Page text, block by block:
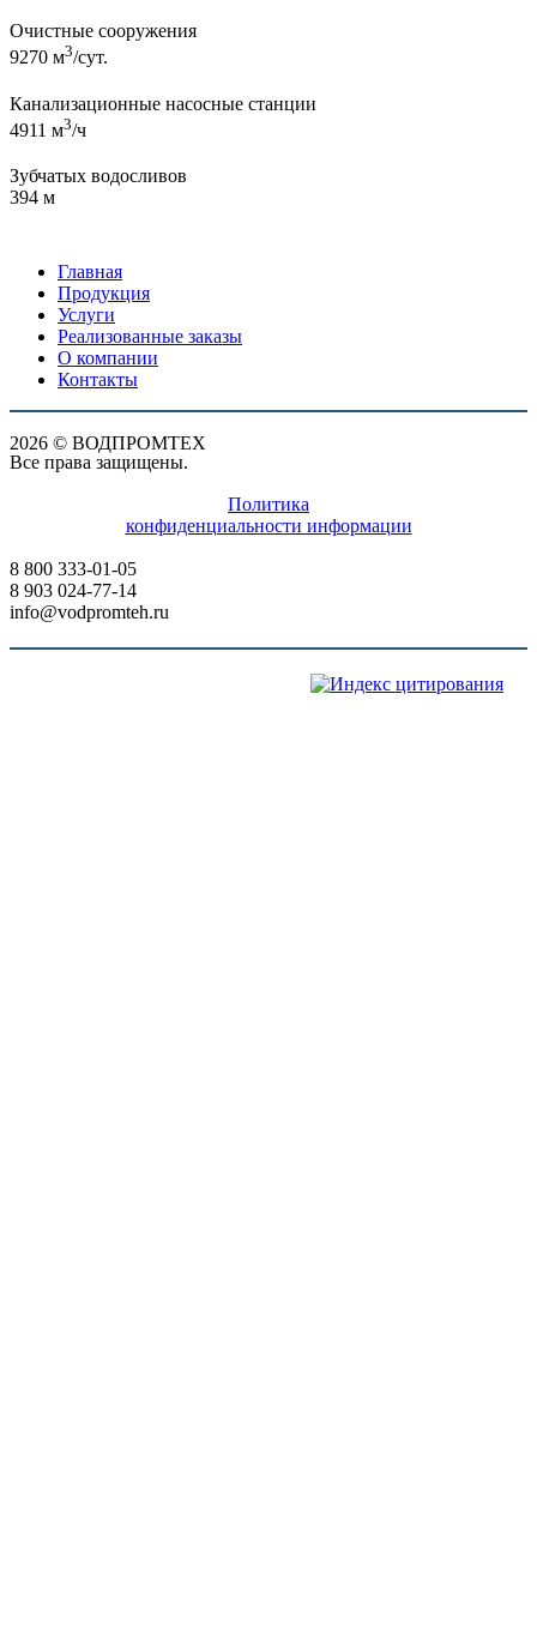
Очистные сооружения
9270 м3/сут.
Канализационные насосные станции
4911 м3/ч
Зубчатых водосливов
394 м
Главная
Продукция
Услуги
Реализованные заказы
О компании
Контакты
2026 © ВОДПРОМТЕХ
Все права защищены.
Политика
конфиденциальности информации
8 800 333-01-05
8 903 024-77-14
info@vodpromteh.ru